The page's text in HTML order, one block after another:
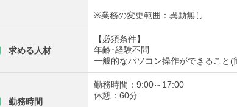
※業務の変更範囲：異動無し
求める人材
【必須条件】
年齢･経験不問
一般的なパソコン操作ができること(
勤務時間
勤務時間：9:00～17:00
休憩：60分